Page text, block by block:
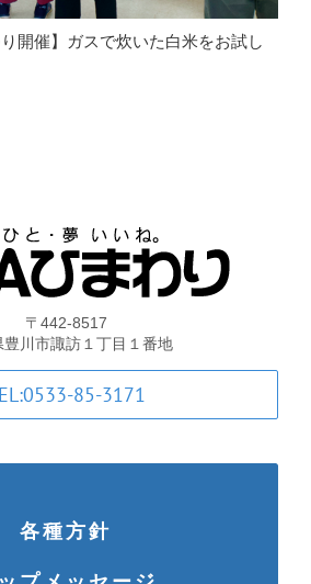
各種金利一覧
各種手数料一覧
JA共済のご案内
曜共済窓口相談会
勧誘方針・基本方針等
り開催】ガスで炊いた白米をお試し
〒442-8517
豊川市諏訪１丁目１番地
85-3171
各種方針